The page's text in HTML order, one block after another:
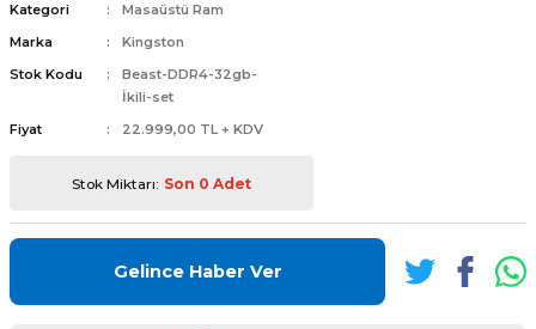
Kategori
Masaüstü Ram
Marka
Kingston
Stok Kodu
Beast-DDR4-32gb-
İkili-set
Fiyat
22.999,00 TL + KDV
Stok Miktarı: Son 0 Adet
Gelince Haber Ver